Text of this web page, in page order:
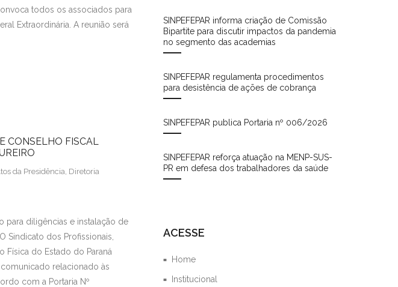
todos os associados para
Extraordinária. A reunião será
CONSELHO FISCAL
da Presidência Diretoria
para diligências e instalação de
Sindicato dos Profissionais,
Física do Estado do Paraná
comunicado relacionado às
com a Portaria Nº
SINPEFEPAR informa criação de Comissão
Bipartite para discutir impactos da pandemia
no segmento das academias
SINPEFEPAR regulamenta procedimentos
para desistência de ações de cobrança
SINPEFEPAR publica Portaria nº 006/2026
SINPEFEPAR reforça atuação na MENP-SUS-
PR em defesa dos trabalhadores da saúde
ACESSE
Home
Institucional